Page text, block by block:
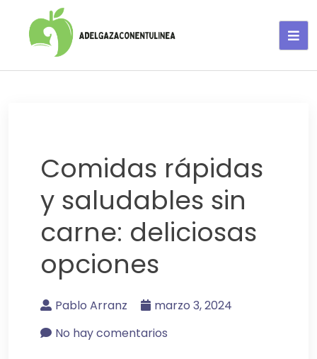
Comidas rápidas
y saludables sin
carne: deliciosas
opciones
Pablo Arranz
marzo 3, 2024
No hay comentarios